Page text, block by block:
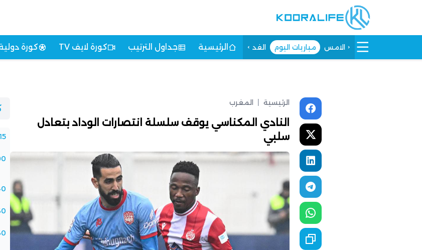
الامس مباريات اليوم الغد الرئيسية جداول الترتيب كورة لايف TV كورة
الرئيسية المغرب
النادي المكناسي يوقف سلسلة انتصارات الوداد بتعادل
سلبي